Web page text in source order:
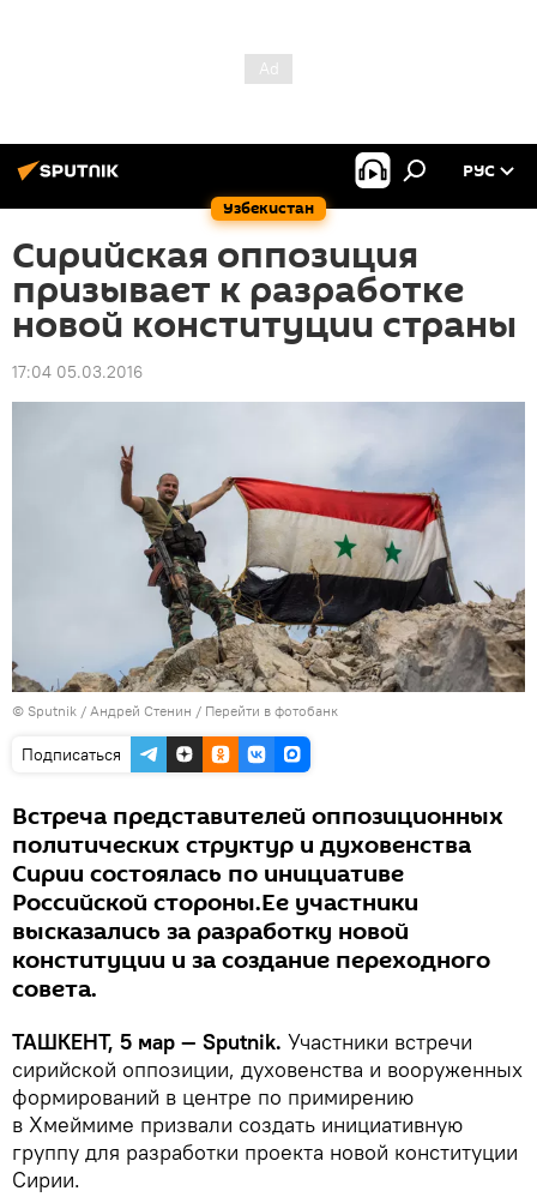
Узбекистан
РУС
Сирийская оппозиция
призывает к разработке
новой конституции страны
17:04 05.03.2016
© Sputnik / Андрей Стенин / Перейти в фотобанк
Подписаться
Встреча представителей оппозиционных
политических структур и духовенства
Сирии состоялась по инициативе
Российской стороны.Ее участники
высказались за разработку новой
конституции и за создание переходного
совета.
ТАШКЕНТ, 5 мар — Sputnik. Участники встречи
сирийской оппозиции, духовенства и вооруженных
формирований в центре по примирению
в Хмеймиме призвали создать инициативную
группу для разработки проекта новой конституции
Сирии.